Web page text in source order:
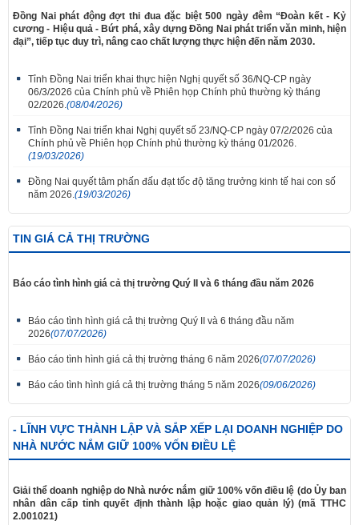
Đồng Nai phát động đợt thi đua đặc biệt 500 ngày đêm “Đoàn kết - Kỷ
cương - Hiệu quả - Bứt phá, xây dựng Đồng Nai phát triển văn minh, hiện
đại”, tiếp tục duy trì, nâng cao chất lượng thực hiện đến năm 2030.
Tỉnh Đồng Nai triển khai thực hiện Nghị quyết số 36/NQ-CP ngày
06/3/2026 của Chính phủ về Phiên họp Chính phủ thường kỳ tháng
02/2026. (08/04/2026)
Tỉnh Đồng Nai triển khai Nghị quyết số 23/NQ-CP ngày 07/2/2026 của
Chính phủ về Phiên họp Chính phủ thường kỳ tháng 01/2026.
(19/03/2026)
Đồng Nai quyết tâm phấn đấu đạt tốc độ tăng trưởng kinh tế hai con số
năm 2026. (19/03/2026)
TIN GIÁ CẢ THỊ TRƯỜNG
Báo cáo tình hình giá cả thị trường Quý II và 6 tháng đầu năm 2026
Báo cáo tình hình giá cả thị trường Quý II và 6 tháng đầu năm
2026(07/07/2026)
Báo cáo tình hình giá cả thị trường tháng 6 năm 2026(07/07/2026)
Báo cáo tình hình giá cả thị trường tháng 5 năm 2026(09/06/2026)
- LĨNH VỰC THÀNH LẬP VÀ SẮP XẾP LẠI DOANH NGHIỆP DO
NHÀ NƯỚC NẮM GIỮ 100% VỐN ĐIỀU LỆ
Giải thể doanh nghiệp do Nhà nước nắm giữ 100% vốn điều lệ (do Ủy ban
nhân dân cấp tỉnh quyết định thành lập hoặc giao quản lý) (mã TTHC
2.001021)